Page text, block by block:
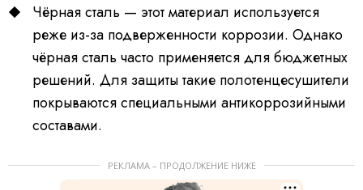
Чёрная сталь — этот материал используется
реже из-за подверженности коррозии. Однако
чёрная сталь часто применяется для бюджетных
решений. Для защиты такие полотенцесушители
покрываются специальными антикоррозийными
составами.
РЕКЛАМА – ПРОДОЛЖЕНИЕ НИЖЕ